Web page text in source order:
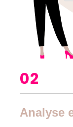
02
Analyse